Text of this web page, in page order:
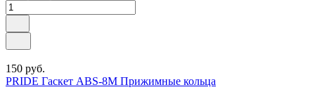
150 руб.
PRIDE Гаскет ABS-8M Прижимные кольца